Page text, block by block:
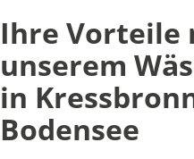
Ihre Vorteile
unserem
in
Bodensee